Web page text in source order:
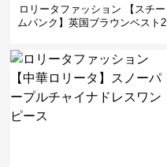
ロリータファッション 【スチー
ムパンク】英国ブラウンベスト2